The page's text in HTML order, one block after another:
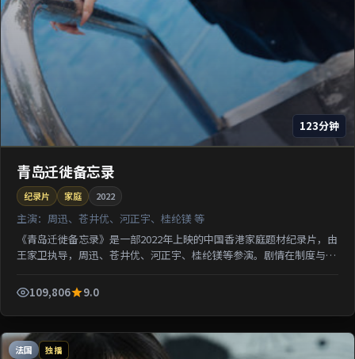
123分钟
青岛迁徙备忘录
纪录片 家庭 2022
主演： 周迅、苍井优、河正宇、桂纶镁 等
《青岛迁徙备忘录》是一部2022年上映的中国香港家庭题材纪录片，由
王家卫执导，周迅、苍井优、河正宇、桂纶镁等参演。剧情在制度与人
109,806
9.0
法国 独播